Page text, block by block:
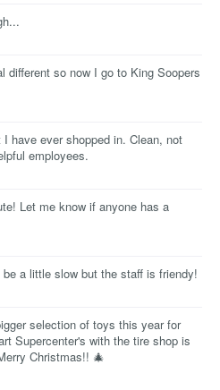
different so now I go to King Soopers
have ever shopped in. Clean, not
employees.
Let me know if anyone has a
a little slow but the staff is friendy!
selection of toys this year for
Supercenter's with the tire shop is
Christmas!! 🎄